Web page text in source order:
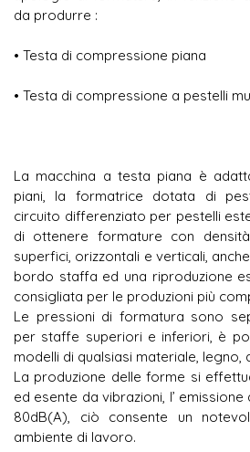
da produrre :
• Testa di compressione piana
• Testa di compressione a pestelli
La macchina a testa piana è
piani, la formatrice dotata di
circuito differenziato per pestelli
di ottenere formature con
superfici, orizzontali e verticali,
bordo staffa ed una riproduzione
consigliata per le produzioni più
Le pressioni di formatura sono
per staffe superiori e inferiori, è
modelli di qualsiasi materiale, legno,
La produzione delle forme si
ed esente da vibrazioni, l’
80dB(A), ciò consente un
ambiente di lavoro.